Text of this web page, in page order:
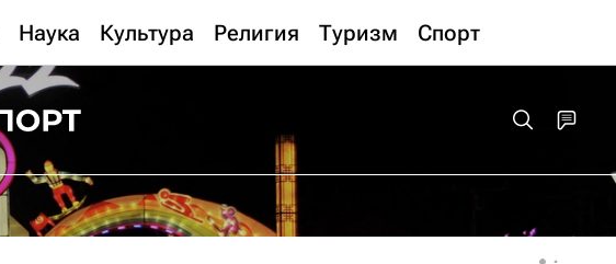
Наука Культура Религия Туризм Спорт